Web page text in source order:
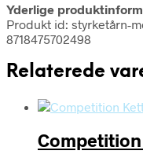
Yderlige
Produkt id:
8718475702498
Relaterede